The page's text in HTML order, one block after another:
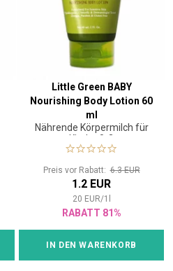
Little Green BABY
Nourishing Body Lotion 60
ml
Nährende Körpermilch für
Kinder 0-3
Preis vor Rabatt:6.3 EUR
1.2 EUR
20 EUR/1
RABATT 81%
IN DEN WARENKORB